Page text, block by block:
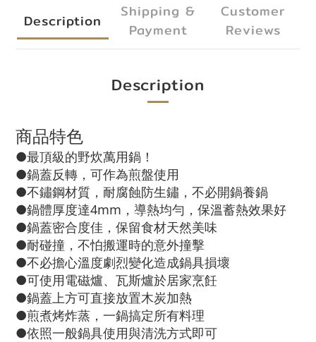
Description
Shipping &
Payment
Customer
Reviews
Description
商品特色
●最頂級的野炊萬用鍋！
●鍋蓋反轉，可作為煎盤使用
●不鏽鋼材質，耐腐蝕防生鏽，不必開鍋養鍋
●鍋體厚度達4mm，導熱均勻，保溫蓄熱效果好
●鍋蓋密合度佳，保留食材天然美味
●耐碰撞，不怕搬運時的意外撞擊
●不必擔心溫度劇烈變化造成鍋具損壞
●可使用電磁爐、瓦斯爐於居家烹飪
●鍋蓋上方可直接放置木炭加熱
●煎煮烤炸蒸，一鍋搞定所有料理
●依照一般鍋具使用與清洗方式即可